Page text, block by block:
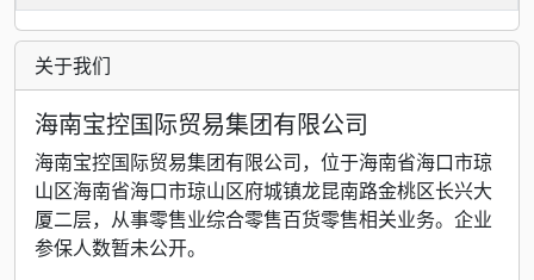
关于我们
海南宝控国际贸易集团有限公司
海南宝控国际贸易集团有限公司，位于海南省海口市琼
山区海南省海口市琼山区府城镇龙昆南路金桃区长兴大
厦二层，从事零售业综合零售百货零售相关业务。企业
参保人数暂未公开。